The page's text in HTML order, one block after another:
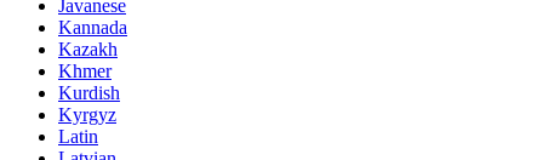
Javanese
Kannada
Kazakh
Khmer
Kurdish
Kyrgyz
Latin